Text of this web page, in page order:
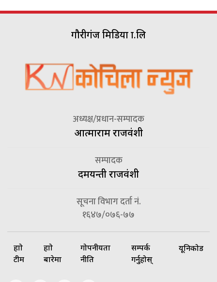
गौरीगंज मिडिया प्रा.लि
अध्यक्ष/प्रधान-सम्पादक
आत्माराम राजवंशी
सम्पादक
दमयन्ती राजवंशी
सूचना विभाग दर्ता नं.
१६४७/०७६-७७
हाम्रो
टीम
हाम्रो
बारेमा
गोपनीयता
नीति
सम्पर्क
गर्नुहोस्
यूनिकोड